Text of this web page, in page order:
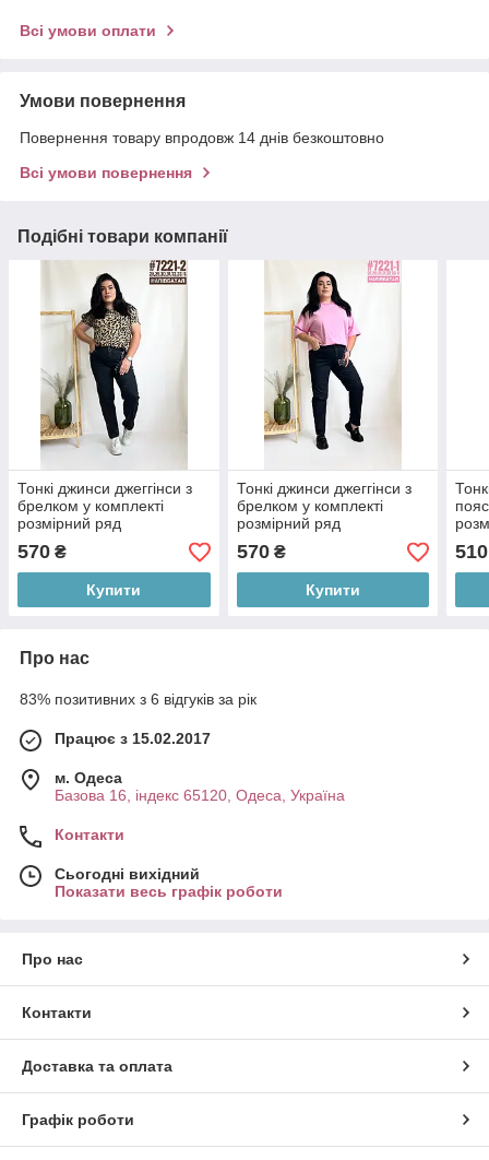
Всі умови оплати
Умови повернення
Повернення товару впродовж 14 днів безкоштовно
Всі умови повернення
Подібні товари компанії
Тонкі джинси джеггінси з
брелком у комплекті
розмірний ряд
28,29,30,31,32,33
570 ₴
Купити
Тонкі джинси джеггінси з
брелком у комплекті
розмірний ряд
28,29,30,31,32,33
570₴
Купити
510
Про нас
83% позитивних з 6 відгуків за рік
Працює з 15.02.2017
м. Одеса
Базова 16, індекс 65120, Одеса, Україна
Контакти
Сьогодні вихідний
Показати весь графік роботи
Про нас
Контакти
Доставка та оплата
Графік роботи